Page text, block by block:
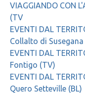
VIAGGIANDO CON
(TV
EVENTI DAL
Collalto di Susegana
EVENTI DAL
Fontigo (TV)
EVENTI DAL
Quero Setteville (BL)